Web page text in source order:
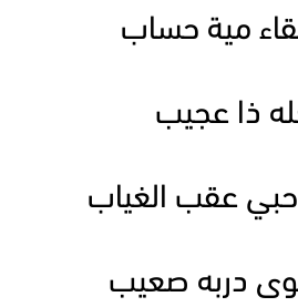
مية حساب
ذا عجيب
عقب الغياب
دربه صعيب